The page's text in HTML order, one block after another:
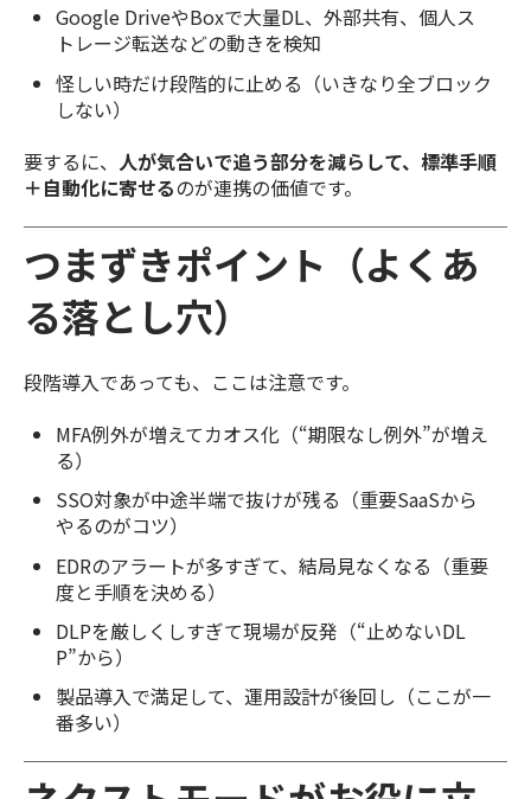
Google DriveやBoxで大量DL、外部共有、個人ス
トレージ転送などの動きを検知
怪しい時だけ段階的に止める（いきなり全ブロック
しない）
要するに、 人が気合いで追う部分を減らして、標準手順
＋自動化に寄せるのが連携の価値です。
つまずきポイント（よくあ
る落とし穴）
段階導入であっても、ここは注意です。
MFA例外が増えてカオス化（“期限なし例外”が増え
る）
SSO対象が中途半端で抜けが残る（重要SaaSから
やるのがコツ）
EDRのアラートが多すぎて、結局見なくなる（重要
度と手順を決める）
DLPを厳しくしすぎて現場が反発（“止めないDL
P”から）
製品導入で満足して、運用設計が後回し（ここが一
番多い）